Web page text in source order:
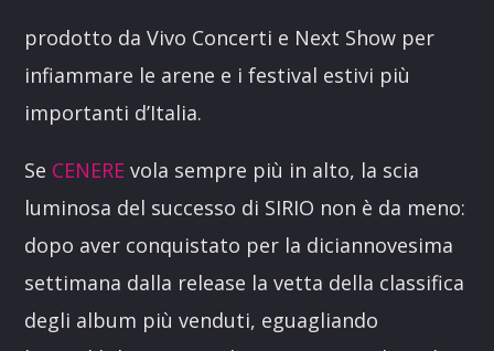
prodotto da Vivo Concerti e Next Show per
infiammare le arene e i festival estivi più
importanti d’Italia.
Se CENERE vola sempre più in alto, la scia
luminosa del successo di SIRIO non è da meno:
dopo aver conquistato per la diciannovesima
settimana dalla release la vetta della classifica
degli album più venduti, eguagliando